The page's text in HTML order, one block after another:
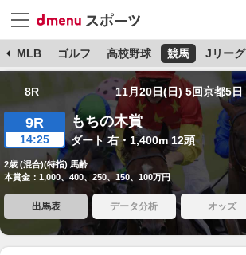
MLB ゴルフ 高校野球 競馬 Jリーグ
8R 11月20日(日) 5回京都5日
9R
14:25
もちの木賞
ダート 右・1,400m 12頭
2歳 (混合)(特指) 馬齢
本賞金：1,000、400、250、150、100万円
出馬表 データ分析 オッズ